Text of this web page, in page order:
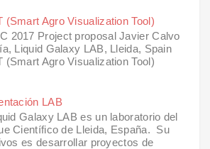
(Smart Agro Visualization Tool)
2017 Project proposal Javier Calvo
Liquid Galaxy LAB, Lleida, Spain
(Smart Agro Visualization Tool)
LAB
Galaxy LAB es un laboratorio del
Científico de Lleida, España. Su
es desarrollar proyectos de